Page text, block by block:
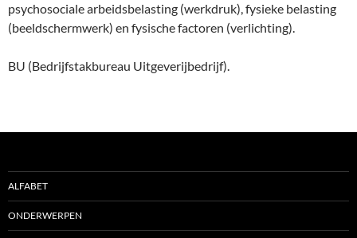
psychosociale arbeidsbelasting (werkdruk), fysieke belasting
(beeldschermwerk) en fysische factoren (verlichting).
BU (Bedrijfstakbureau Uitgeverijbedrijf).
ALFABET
ONDERWERPEN